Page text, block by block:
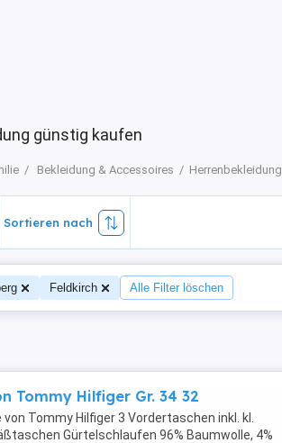
günstig kaufen
Bekleidung & Accessoires Herrenbekleidung
Sortieren nach
Feldkirch Alle Filter löschen
Tommy Hilfiger Gr. 34 32
von Tommy Hilfiger 3 Vordertaschen inkl. kl.
Gürtelschlaufen 96% Baumwolle, 4%